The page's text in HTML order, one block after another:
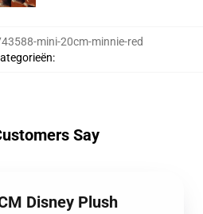
mini-20cm-minnie-red
:
Say
Disney Plush